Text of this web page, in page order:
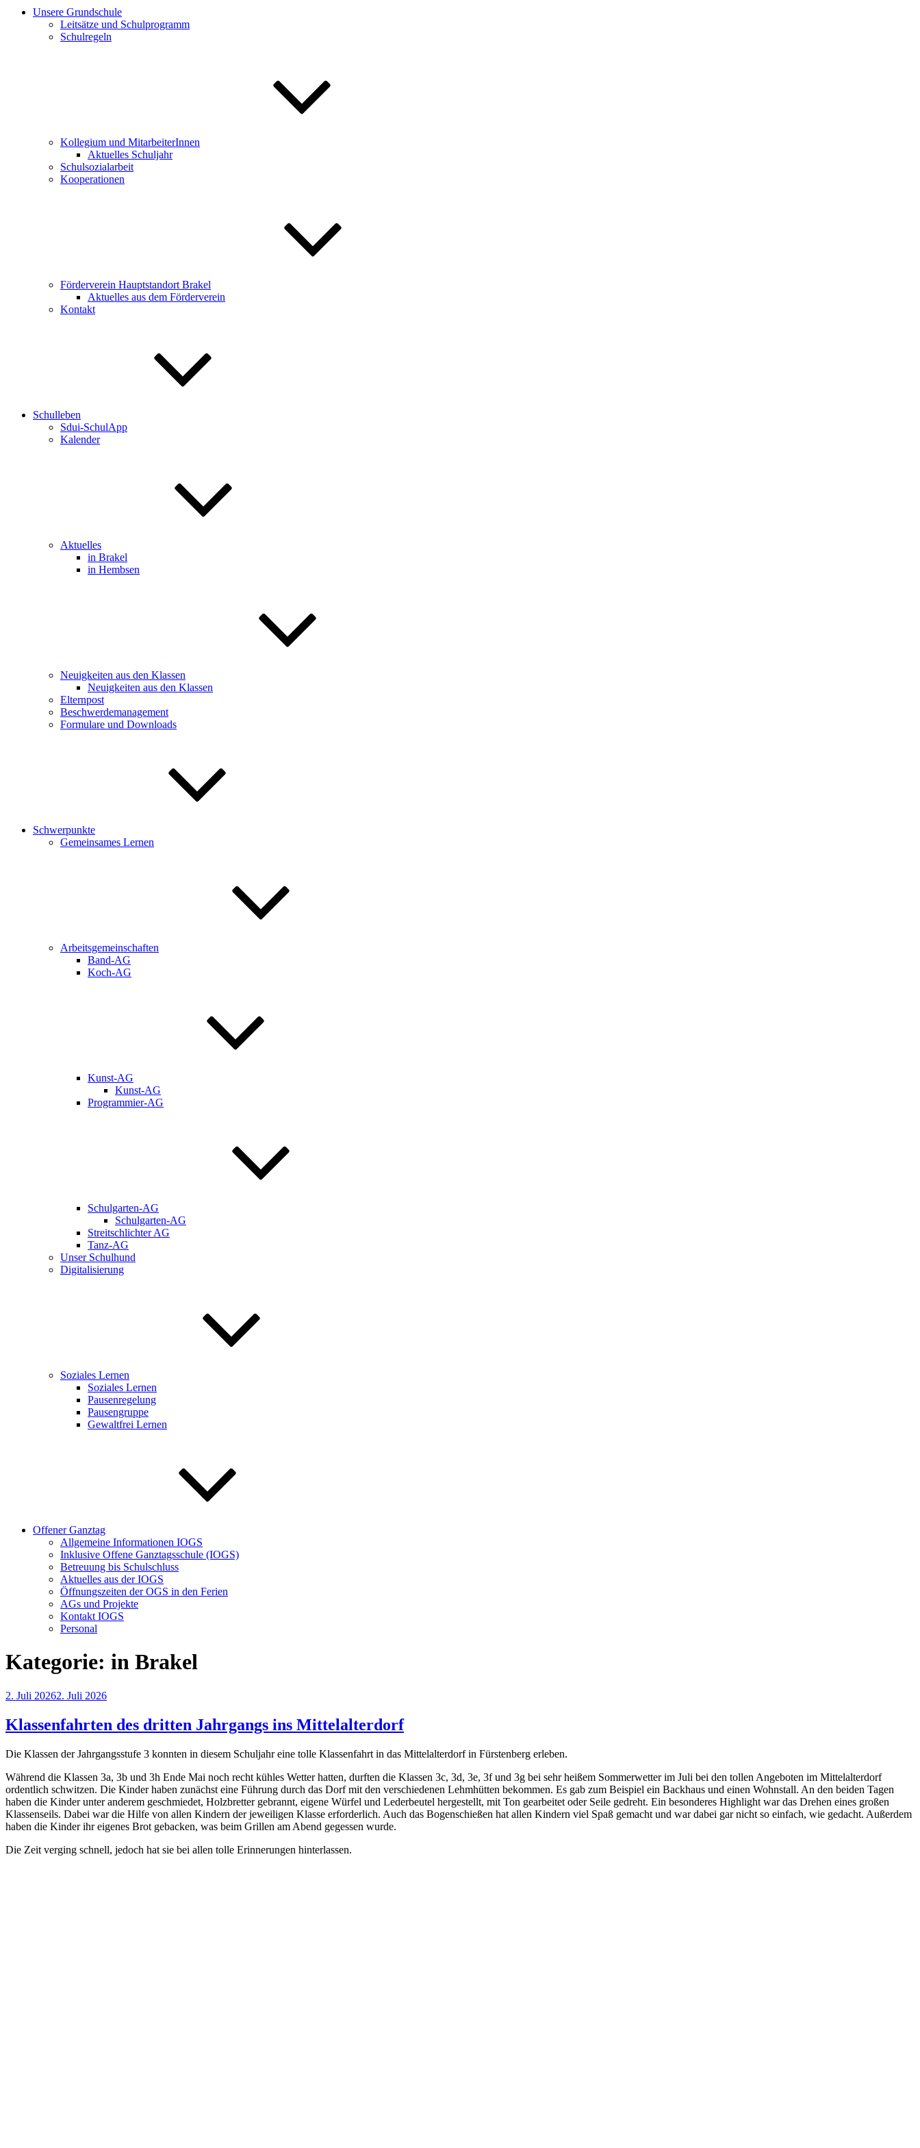
Unsere Grundschule
Leitsätze und Schulprogramm
Schulregeln
Kollegium und MitarbeiterInnen
Aktuelles Schuljahr
Schulsozialarbeit
Kooperationen
Förderverein Hauptstandort Brakel
Aktuelles aus dem Förderverein
Kontakt
Schulleben
Sdui-SchulApp
Kalender
Aktuelles
in Brakel
in Hembsen
Neuigkeiten aus den Klassen
Neuigkeiten aus den Klassen
Elternpost
Beschwerdemanagement
Formulare und Downloads
Schwerpunkte
Gemeinsames Lernen
Arbeitsgemeinschaften
Band-AG
Koch-AG
Kunst-AG
Kunst-AG
Programmier-AG
Schulgarten-AG
Schulgarten-AG
Streitschlichter AG
Tanz-AG
Unser Schulhund
Digitalisierung
Soziales Lernen
Soziales Lernen
Pausenregelung
Pausengruppe
Gewaltfrei Lernen
Offener Ganztag
Allgemeine Informationen IOGS
Inklusive Offene Ganztagsschule (IOGS)
Betreuung bis Schulschluss
Aktuelles aus der IOGS
Öffnungszeiten der OGS in den Ferien
AGs und Projekte
Kontakt IOGS
Personal
Kategorie: in Brakel
Veröffentlicht
2. Juli 20262. Juli 2026
Klassenfahrten des dritten Jahrgangs ins Mittelalterdorf
Die Klassen der Jahrgangsstufe 3 konnten in diesem Schuljahr eine tolle Klassenfahrt in das Mittelalterdorf in Fürstenberg erleben.
Während die Klassen 3a, 3b und 3h Ende Mai noch recht kühles Wetter hatten, durften die Klassen 3c, 3d, 3e, 3f und 3g bei sehr heißem Sommerwetter im Juli bei den tollen Angeboten im Mittelalterdorf
ordentlich schwitzen. Die Kinder haben zunächst eine Führung durch das Dorf mit den verschiedenen Lehmhütten bekommen. Es gab zum Beispiel ein Backhaus und einen Wohnstall. An den beiden Tagen
haben die Kinder unter anderem geschmiedet, Holzbretter gebrannt, eigene Würfel und Lederbeutel hergestellt, mit Ton gearbeitet oder Seile gedreht. Ein besonderes Highlight war das Drehen eines großen
Klassenseils. Dabei war die Hilfe von allen Kindern der jeweiligen Klasse erforderlich. Auch das Bogenschießen hat allen Kindern viel Spaß gemacht und war dabei gar nicht so einfach, wie gedacht. Außerdem
haben die Kinder ihr eigenes Brot gebacken, was beim Grillen am Abend gegessen wurde.
Die Zeit verging schnell, jedoch hat sie bei allen tolle Erinnerungen hinterlassen.